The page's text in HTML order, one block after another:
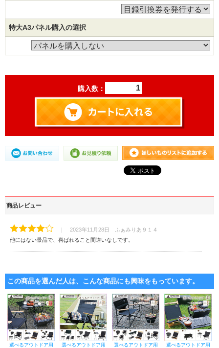
特大A3パネル購入の選択
購入数：
商品レビュー
｜ 2023年11月28日 ふぁみりあ９１４
他にはない景品で、喜ばれること間違いなしです。
この商品を選んだ人は、こんな商品にも興味をもっています。
選べるアウトドア用
選べるアウトドア用
選べるアウトドア用
選べるアウトドア用